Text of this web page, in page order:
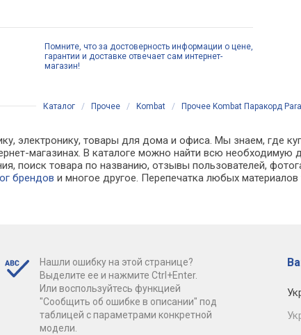
Помните, что за достоверность информации о цене,
гарантии и доставке отвечает сам интернет-
магазин!
Каталог / Прочее / Kombat / Прочее Kombat Паракорд
электронику, товары для дома и офиса. Мы знаем, где
магазинах. В каталоге можно найти всю
поиск товара по названию, отзывы пользователей,
брендов и многое другое. Перепечатка любых
Нашли ошибку на этой странице?
Выделите ее и нажмите Ctrl+Enter.
Или воспользуйтесь функцией
"Сообщить об ошибке в описании" под
таблицей с параметрами конкретной
модели.